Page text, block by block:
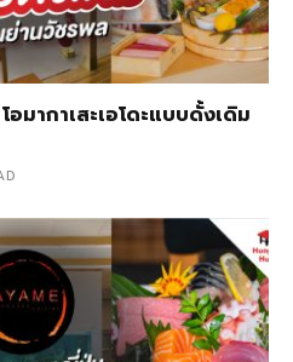
มากาเสะเอโดะแบบดั้งเดิม